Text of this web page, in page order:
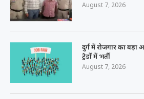
August 7, 2026
दुर्ग में रोजगार का
ट्रेडों में भर्ती
August 7, 2026